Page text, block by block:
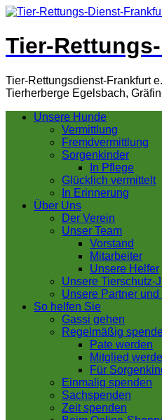
Tier-
Tier-Rettungsdienst-Frankfurt
Tierherberge Egelsbach,
Unsere Hunde
Vermittlung
Fremdvermittlung
Sorgenkinder
In Pflege
Glücklich vermittelt
In Erinnerung
Über Uns
Der Verein
Unser Team
Vorstand
Mitarbeiter
Unsere Helfer
Unsere Tierschutz-
Unsere Partner
So helfen Sie
Gassi gehen
Regelmäßig
Pate werden
Mitglied
Für
Einmalig spenden
Sachspenden
Zeit spenden